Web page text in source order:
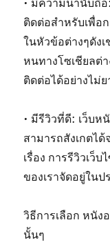
• มีความน่านับถื
ติดต่อสำหรับเพื่อ
ในหัวข้อต่างๆดัง
หนทางโซเชียลต่
ติดต่อได้อย่างไม่ย
• มีรีวิวที่ดี: เว็บห
สามารถสังเกตไ
เรื่อง การรีวิวเว็
ของเราจัดอยู่ในป
วิธีการเลือก หนั
นั้นๆ